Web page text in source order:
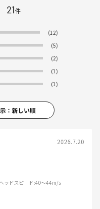
21件
(12)
(5)
(2)
(1)
(1)
：新しい順
2026.7.20
ヘッドスピード:40～44m/s